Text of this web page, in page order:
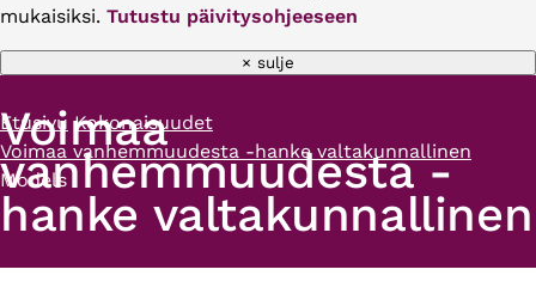
mukaisiksi. Tutustu päivitysohjeeseen
× sulje
Murupolku
Etusivu Kokonaisuudet
Voimaa vanhemmuudesta -hanke valtakunnallinen
Models
Voimaa
vanhemmuudesta -
hanke valtakunnallinen